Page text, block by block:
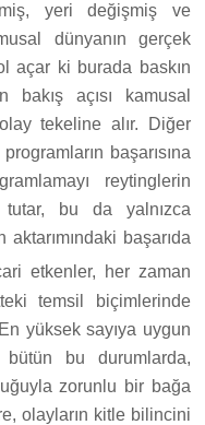
yeri değişmiş ve
dünyanın gerçek
açar ki burada baskın
açısı kamusal
tekeline alır. Diğer
başarısına
reytinglerin
tutar, bu da yalnızca
başarıda
etkenler, her zaman
temsil biçimlerinde
yüksek sayıya uygun
bütün bu durumlarda,
zorunlu bir bağa
olayların kitle bilincini